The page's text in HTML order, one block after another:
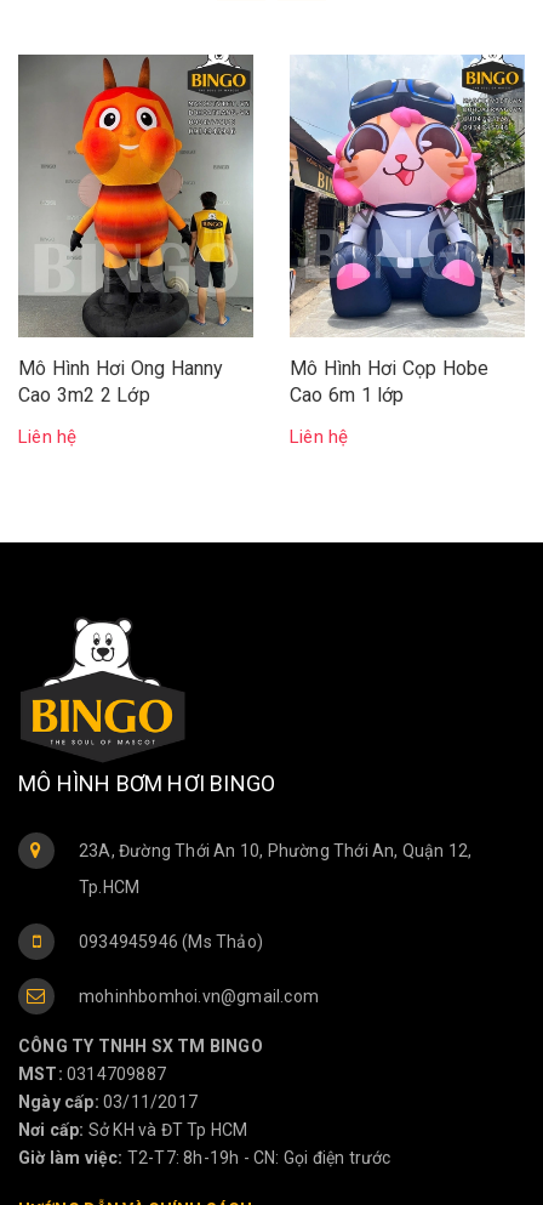
Mô Hình Hơi Ong Hanny
Cao 3m2 2 Lớp
Liên hệ
Mô Hình Hơi Cọp Hobe
Cao 6m 1 lớp
Liên hệ
MÔ HÌNH BƠM HƠI BINGO
23A, Đường Thới An 10, Phường Thới An, Quận 12,
Tp.HCM
0934945946 (Ms Thảo)
mohinhbomhoi.vn@gmail.com
CÔNG TY TNHH SX TM BINGO
MST: 0314709887
Ngày cấp: 03/11/2017
Nơi cấp: Sở KH và ĐT Tp HCM
Giờ làm việc: T2-T7: 8h-19h - CN: Gọi điện trước